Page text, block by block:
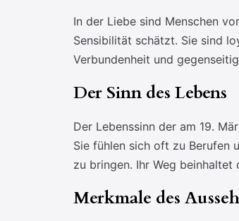
In der Liebe sind Menschen
Sensibilität schätzt. Sie sind
Verbundenheit und
Der Sinn des Lebens
Der Lebenssinn der am 19.
Sie fühlen sich oft zu Berufen
zu bringen. Ihr Weg
Merkmale des